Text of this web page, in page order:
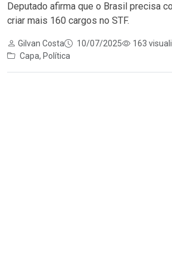
Deputado afirma que o Brasil precisa
criar mais 160 cargos no STF.
Gilvan Costa 10/07/2025
163
Capa, Política